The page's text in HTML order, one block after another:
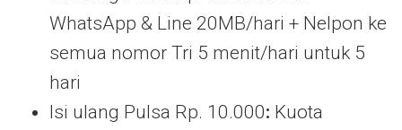
WhatsApp & Line 20MB/hari + Nelpon ke
semua nomor Tri 5 menit/hari untuk 5
hari
Isi ulang Pulsa Rp. 10.000: Kuota